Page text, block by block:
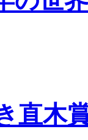
直木